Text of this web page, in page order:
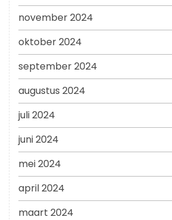
november 2024
oktober 2024
september 2024
augustus 2024
juli 2024
juni 2024
mei 2024
april 2024
maart 2024